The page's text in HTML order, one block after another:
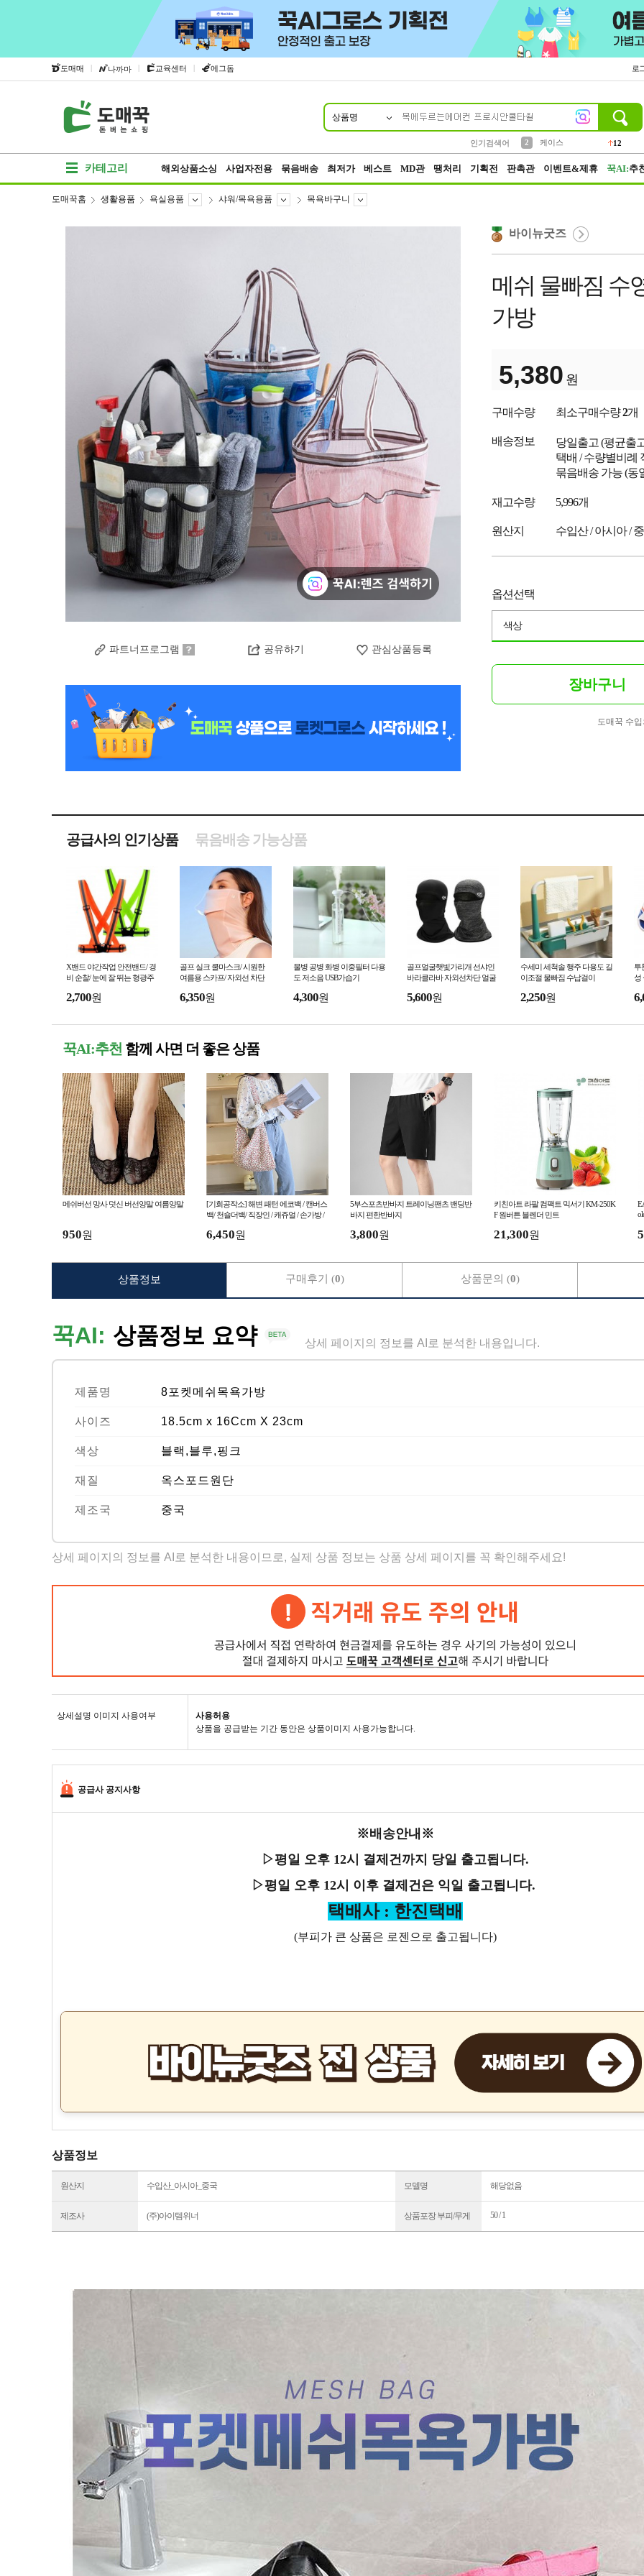
도매매 | 나까마 | 교육센터 | 에그돔 로
상품명
인기검색어
2
케이스
12
카테고리 해외상품소싱 사업자전용 묶음배송 최저가 베스트 MD관 땡처리 기획전 판촉관 이벤트&제휴 꾹AI:추
도매꾹홈 생활용품 욕실용품 샤워/목욕용품 목욕바구니
파트너프로그램 공유하기 관심상품등록
바이뉴굿즈
메쉬 물빠짐 수
가방
5,380 원
구매수량 최소구매수량2개
배송정보 당일출고 (평균출
택배 / 수량별비례
묶음배송 가능 (동
재고수량 5,996개
원산지 수입산 / 아시아 /
옵션선택
색상
장바구니
도매꾹 수
공급사의 인기상품 묶음배송 가능상품
X밴드 야간작업 안전밴드/ 경
비 순찰/ 눈에 잘 뛰는 형광주
2,700원
골프 실크 쿨마스크/ 시원한
여름용 스카프/ 자외선 차단
6,350원
물병 공병 화병 이중필터 다용
도 저소음 USB가습기
4,300원
골프얼굴햇빛가리개 선샤인
바라클라바 자외선차단 얼굴
5,600원
수세미 세척솔 행주 다용도 길
이조절 물빠짐 수납걸이
2,250원
투
성
꾹AI:추천 함께 사면 더 좋은 상품
메쉬버선 망사 덧신 버선양말 여름양말
950원
[기회공작소] 해변 패턴 에코백 / 캔버스
백/ 천숄더백/ 직장인 / 캐쥬얼 / 손가방 /
6,450원
5부스포츠반바지 트레이닝팬츠 밴딩반
바지 편한반바지
3,800원
키친아트 라팔 컴팩트 믹서기 KM-250K
F 원버튼 블렌더 민트
21,300원
꾹AI: 상품정보 요약 상세 페이지의 정보를 AI로 분석한 내용입니다.
제품명 8포켓메쉬목욕가방
사이즈 18.5cm x 16Ccm X 23cm
색상 블랙,블루,핑크
재질 옥스포드원단
제조국 중국
상세 페이지의 정보를 AI로 분석한 내용이므로, 실제 상품 정보는 상품 상세 페이지를 꼭 확인해주세요!
상세설명 이미지 사용여부
사용허용
상품을 공급받는 기간 동안은 상품이미지 사용가능합니다.
공급사 공지사항
※배송안내※
▷평일 오후 12시 결제건까지 당일 출고됩니다.
▷평일 오후 12시 이후 결제건은 익일 출고됩니다.
택배사 : 한진택배
(부피가 큰 상품은 로젠으로 출고됩니다)
상품정보
원산지 수입산_아시아_중국 모델명 해당없음
제조사 (주)아이템위너 상품포장 부피/무게 50 / 1
상품정보 구매후기 (0) 상품문의 (0)